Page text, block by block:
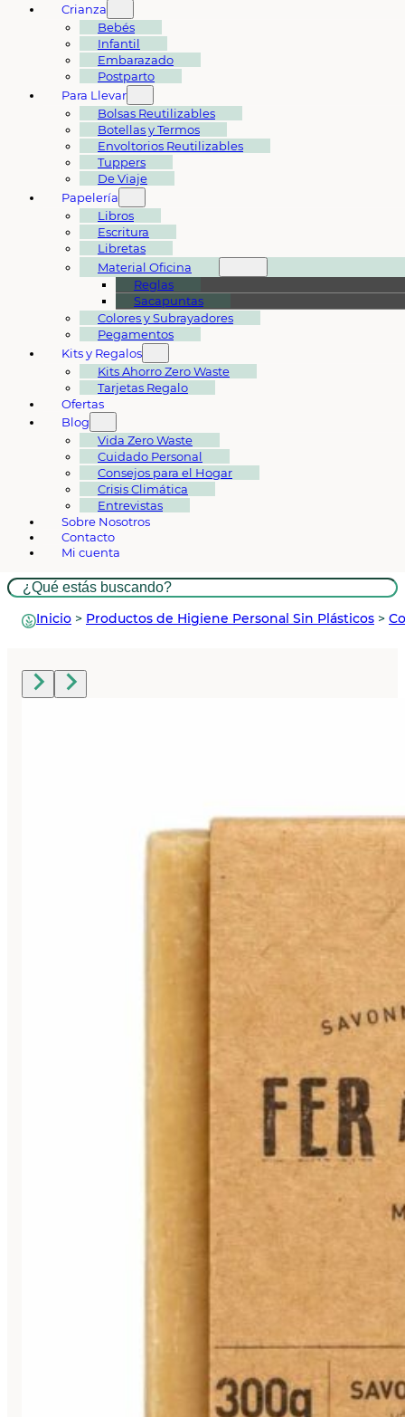
Crianza
Bebés
Infantil
Embarazado
Postparto
Para Llevar
Bolsas Reutilizables
Botellas y Termos
Envoltorios Reutilizables
Tuppers
De Viaje
Papelería
Libros
Escritura
Libretas
Material Oficina
Reglas
Sacapuntas
Colores y Subrayadores
Pegamentos
Kits y Regalos
Kits Ahorro Zero Waste
Tarjetas Regalo
Ofertas
Blog
Vida Zero Waste
Cuidado Personal
Consejos para el Hogar
Crisis Climática
Entrevistas
Sobre Nosotros
Contacto
Mi cuenta
Buscar
Inicio > Productos de Higiene Personal Sin Plásticos >